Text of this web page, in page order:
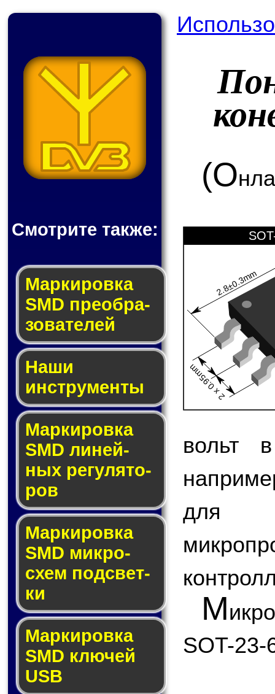
Смотрите также:
Мар­ки­ров­ка
SMD пре­об­ра­
зо­ва­те­лей
Наши
инструменты
Маркировка
SMD ли­ней­
ных ре­гу­ля­то­
ров
Маркировка
SMD мик­ро­
схем под­свет­
ки
Маркировка
SMD клю­чей
USB
(О
2.8±0.3mm
2 x 0.95mm
вольт
для
М
SOT-23-